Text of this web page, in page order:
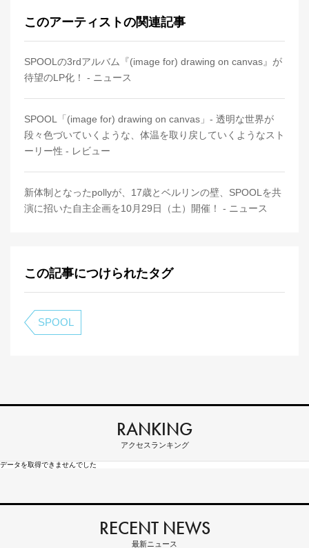
このアーティストの関連記事
SPOOLの3rdアルバム『(image for) drawing on canvas』が
待望のLP化！ - ニュース
SPOOL「(image for) drawing on canvas」- 透明な世界が
段々色づいていくような、体温を取り戻していくようなスト
ーリー性 - レビュー
新体制となったpollyが、17歳とベルリンの壁、SPOOLを共
演に招いた自主企画を10月29日（土）開催！ - ニュース
この記事につけられたタグ
SPOOL
RANKING
アクセスランキング
データを取得できませんでした
RECENT NEWS
最新ニュース